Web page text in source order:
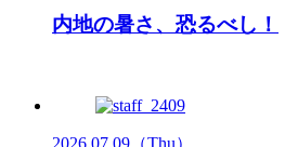
内地の暑さ、恐るべし！
2026.07.09 （Thu）